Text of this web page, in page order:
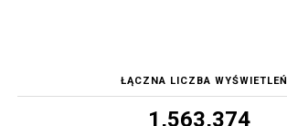
ŁĄCZNA LICZBA WYŚWIETLEŃ
1,563,374